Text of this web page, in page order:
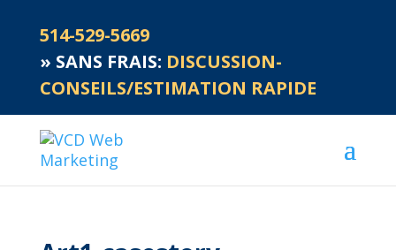
514-529-5669
» SANS FRAIS: DISCUSSION-
CONSEILS/ESTIMATION RAPIDE